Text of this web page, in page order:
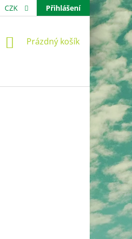
CZK Přihlášení
NÁKUPNÍ
Prázdný košík